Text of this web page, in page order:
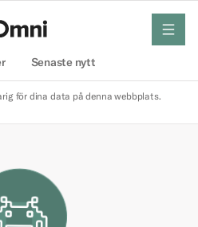
Senaste nytt
meny
för dina data på denna webbplats.